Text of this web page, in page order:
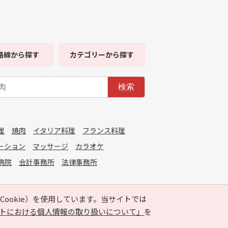
）を使用しています。当サイトでは
における個人情報の取り扱いについて」 を
線から探す カテゴリーから探す
検索
焼肉 イタリア料理
フランス料理
ション マッサージ
カラオケ
院 会計事務所 法律事務所